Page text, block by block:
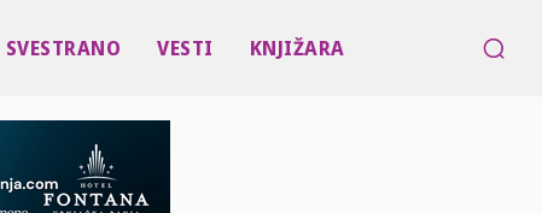
SVESTRANO VESTI KNJIŽARA